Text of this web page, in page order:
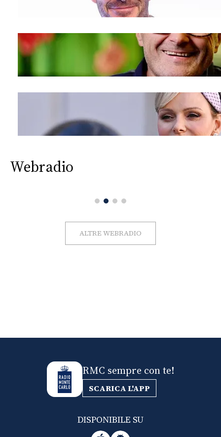
Webradio
ALTRE WEBRADIO
RMC sempre con te!
SCARICA L'APP
DISPONIBILE SU